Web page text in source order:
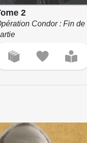
2
Condor : Fin de